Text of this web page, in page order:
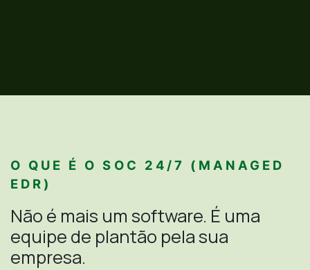
O QUE É O SOC 24/7 (MANAGED
EDR)
Não é mais um software. É uma
equipe de plantão pela sua
empresa.